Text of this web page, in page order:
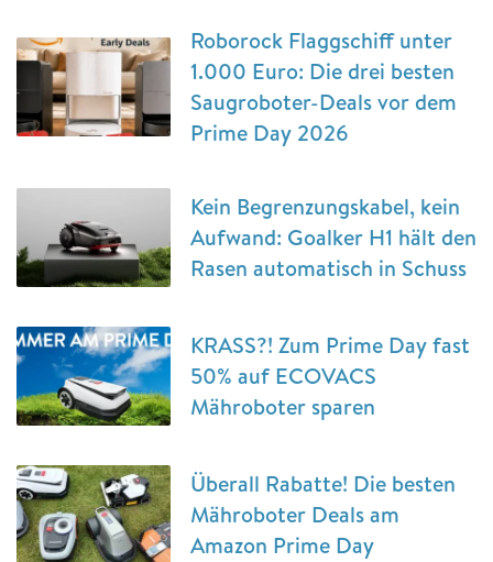
Roborock Flaggschiff unter
1.000 Euro: Die drei besten
Saugroboter-Deals vor dem
Prime Day 2026
Kein Begrenzungskabel, kein
Aufwand: Goalker H1 hält den
Rasen automatisch in Schuss
KRASS?! Zum Prime Day fast
50% auf ECOVACS
Mähroboter sparen
Überall Rabatte! Die besten
Mähroboter Deals am
Amazon Prime Day